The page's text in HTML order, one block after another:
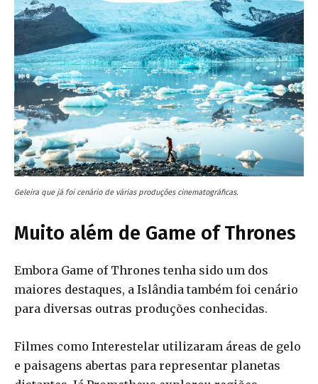
Geleira que já foi cenário de várias produções cinematográficas.
Muito além de Game of Thrones
Embora Game of Thrones tenha sido um dos
maiores destaques, a Islândia também foi cenário
para diversas outras produções conhecidas.
Filmes como Interestelar utilizaram áreas de gelo
e paisagens abertas para representar planetas